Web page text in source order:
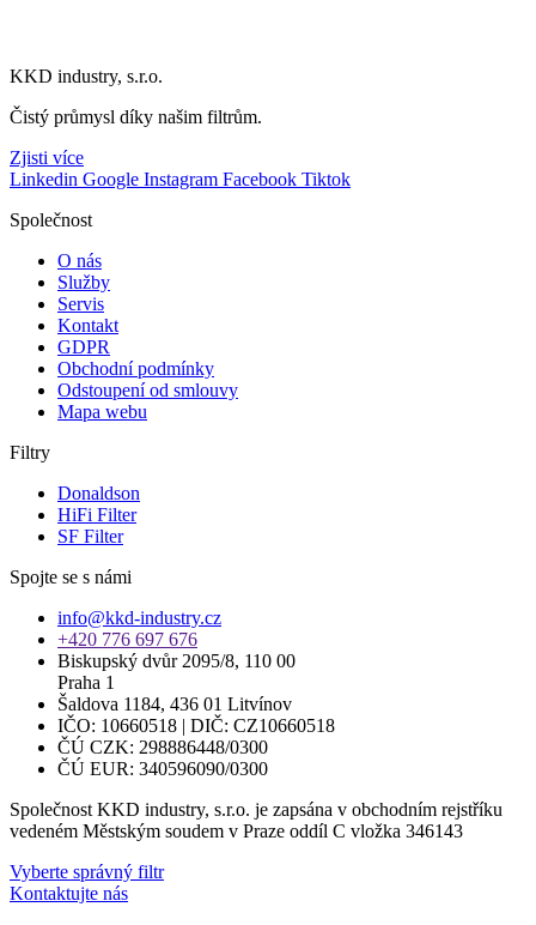
KKD industry, s.r.o.
Čistý průmysl díky našim filtrům.
Zjisti více
Linkedin Google Instagram Facebook Tiktok
Společnost
O nás
Služby
Servis
Kontakt
GDPR
Obchodní podmínky
Odstoupení od smlouvy
Mapa webu
Filtry
Donaldson
HiFi Filter
SF Filter
Spojte se s námi
info@kkd-industry.cz
+420 776 697 676
Biskupský dvůr 2095/8, 110 00
Praha 1
Šaldova 1184, 436 01 Litvínov
IČO: 10660518 | DIČ: CZ10660518
ČÚ CZK: 298886448/0300
ČÚ EUR: 340596090/0300
Společnost KKD industry, s.r.o. je zapsána v obchodním rejstříku
vedeném Městským soudem v Praze oddíl C vložka 346143
Vyberte správný filtr
Kontaktujte nás